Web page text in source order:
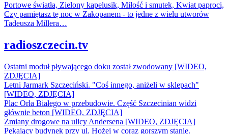
Portowe światła, Zielony kapelusik, Miłość i smutek, Kwiat paproci,
Czy pamiętasz tę noc w Zakopanem - to jedne z wielu utworów
Tadeusza Millera…
radioszczecin.tv
Ostatni moduł pływającego doku został zwodowany [WIDEO,
ZDJĘCIA]
Letni Jarmark Szczeciński. "Coś innego, aniżeli w sklepach"
[WIDEO, ZDJĘCIA]
Plac Orła Białego w przebudowie. Część Szczecinian widzi
głównie beton [WIDEO, ZDJĘCIA]
Zmiany drogowe na ulicy Andersena [WIDEO, ZDJĘCIA]
Pękający budynek przy ul. Hożej w coraz gorszym stanie.